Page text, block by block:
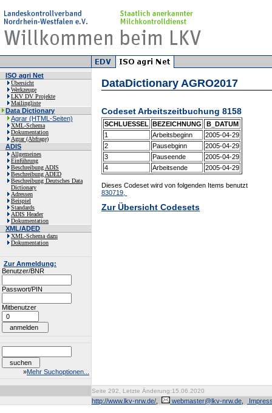
ISO agri Net
Übersicht
Werkzeuge
LKV DV Projekte
Mailingliste
Data Dictionary
Agrar (HTML-Seiten)
XML-Schema
Dokumentation
Agrar (Abfrage)
ADIS
Allgemeines
Einführung
Beschreibung ADIS
Beschreibung ADED
Beschreibung Deutsches Data
Dictionary
Adressen
Beispiel
Standards
ADIS Header
Dokumentation
XML/ADED
XML-Schema dazu
Dokumentation
Zur Anmeldung:
Benutzer/BNR
Passwort/PIN
Mitbenutzer
»Mehr Suchoptionen...
DataDictionary AGRO2017
Codeset Arbeitszeitbuchung 8158
SCHLUESSEL BEZEICHNUNG
B_DATUM
1
Arbeitsbeginn
2005-04-29
2
Pausebginn
2005-04-29
3
Pauseende
2005-04-29
4
Arbeitsende 2005-04-29
Dieses Codeset wird von folgenden Items benutzt
830719,
Zur Übersicht Codesets
Seite 292, Letzte Änderung:15.06.2020
http://www.lkv-nrw.de/ webmaster@lkv-nrw.de